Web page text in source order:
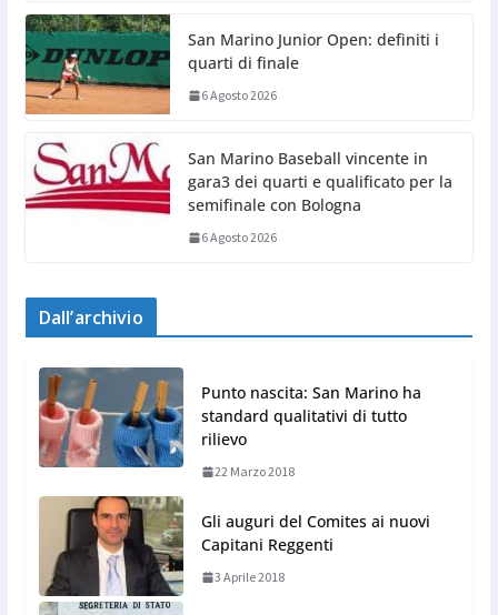
San Marino Junior Open: definiti i
quarti di finale
6 Agosto 2026
San Marino Baseball vincente in
gara3 dei quarti e qualificato per la
semifinale con Bologna
6 Agosto 2026
Dall’archivio
Punto nascita: San Marino ha
standard qualitativi di tutto
rilievo
22 Marzo 2018
Gli auguri del Comites ai nuovi
Capitani Reggenti
3 Aprile 2018